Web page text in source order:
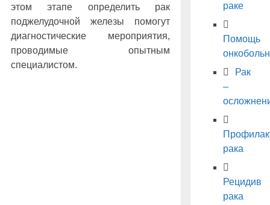
этом этапе определить рак
поджелудочной железы помогут
диагностические мероприятия,
проводимые опытным
специалистом.
раке
Помощь
Рак
–
рака
Рецидив
рака